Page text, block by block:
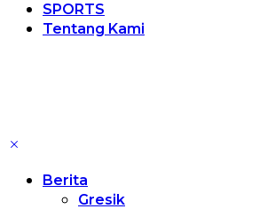
SPORTS
Tentang Kami
Berita
Gresik